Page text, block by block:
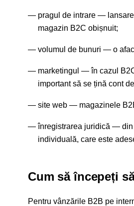
pragul de intrare —
magazin B2C obișnuit;
volumul de bunuri — o
marketingul — în cazul
important să se țină cont
site web — magazinele
înregistrarea juridică — din
individuală, care este
Cum să începeți
Pentru vânzările B2B pe